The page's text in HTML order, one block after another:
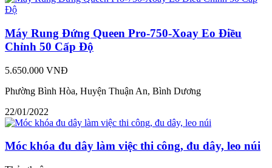
Máy Rung Đứng Queen Pro-750-Xoay Eo Điều
Chỉnh 50 Cấp Độ
5.650.000 VNĐ
Phường Bình Hòa, Huyện Thuận An, Bình Dương
22/01/2022
Móc khóa đu dây làm việc thi công, đu dây, leo núi